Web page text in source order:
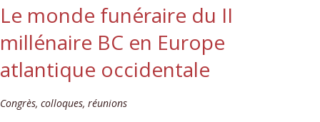
Le monde funéraire du II
millénaire BC en Europe
atlantique occidentale
Congrès, colloques, réunions